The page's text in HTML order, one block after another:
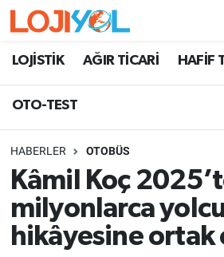
LOJİSTİK AĞIR TİCARİ HAFİF
OTO-TEST
HABERLER OTOBÜS
Kâmil Koç
milyonlarca
hikâyesine ortak
OTO-TEST